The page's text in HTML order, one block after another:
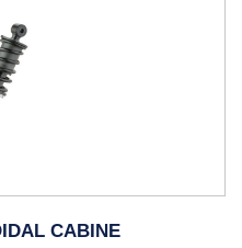
CABINE